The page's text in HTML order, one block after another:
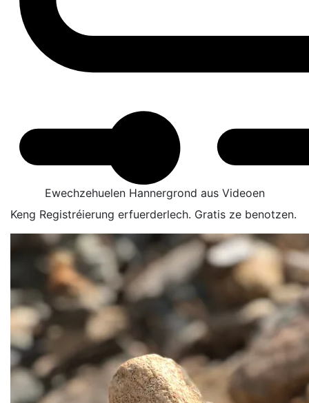
Ewechzehuelen Hannergrond aus Videoen
Keng Registréierung erfuerderlech. Gratis ze benotzen.